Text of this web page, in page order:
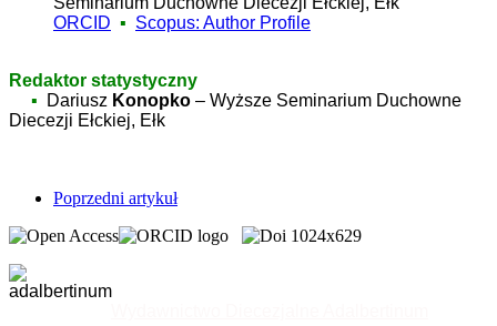
ORCID ▪ Scopus: Author Profile
Redaktor statystyczny
▪
Dariusz Konopko – Wyższe Seminarium Duchowne
Diecezji Ełckiej, Ełk
Poprzedni artykuł